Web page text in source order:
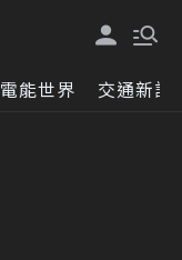
電能世界 交通新訊